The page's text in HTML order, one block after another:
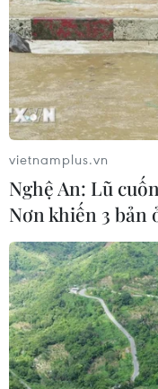
TIN CÙNG
vietnamplus.vn
Nghệ An: Lũ
Nơn khiến 3 bản